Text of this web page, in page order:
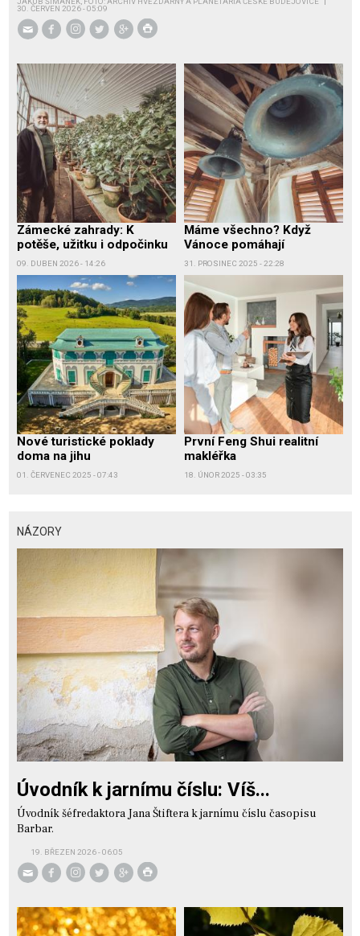
30. ČERVEN 2026 - 05:09
Zámecké zahrady: K
potěše, užitku i odpočinku
09. DUBEN 2026 - 14:26
Máme všechno? Když
Vánoce pomáhají
31. PROSINEC 2025 - 22:28
Nové turistické poklady
doma na jihu
01. ČERVENEC 2025 - 07:43
První Feng Shui realitní
makléřka
18. ÚNOR 2025 - 03:35
NÁZORY
Úvodník k jarnímu číslu: Víš...
Úvodník šéfredaktora Jana Štiftera k jarnímu číslu časopisu
Barbar.
19. BŘEZEN 2026 - 06:05